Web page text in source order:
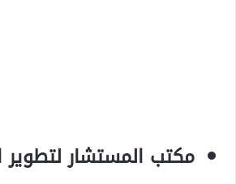
مكتب المستشار لتطوير